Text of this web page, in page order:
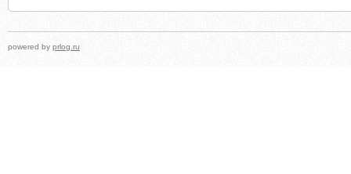
powered by prlog.ru